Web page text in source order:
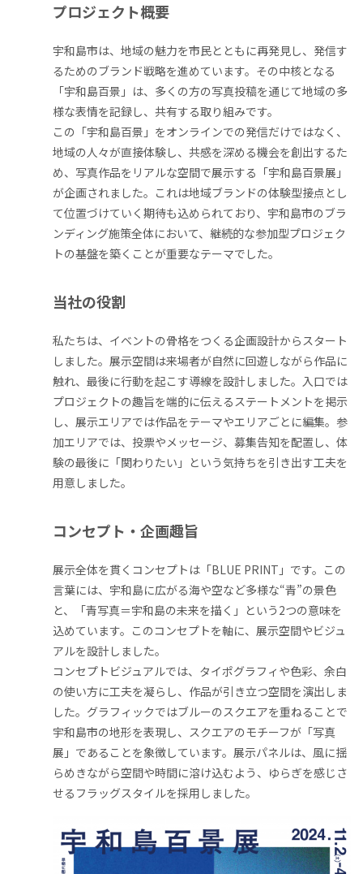
プロジェクト概要
宇和島市は、地域の魅力を市民とともに再発見し、発信す
るためのブランド戦略を進めています。その中核となる
「宇和島百景」は、多くの方の写真投稿を通じて地域の多
様な表情を記録し、共有する取り組みです。
この「宇和島百景」をオンラインでの発信だけではなく、
地域の人々が直接体験し、共感を深める機会を創出するた
め、写真作品をリアルな空間で展示する「宇和島百景展」
が企画されました。これは地域ブランドの体験型接点とし
て位置づけていく期待も込められており、宇和島市のブラ
ンディング施策全体において、継続的な参加型プロジェク
トの基盤を築くことが重要なテーマでした。
当社の役割
私たちは、イベントの骨格をつくる企画設計からスタート
しました。展示空間は来場者が自然に回遊しながら作品に
触れ、最後に行動を起こす導線を設計しました。入口では
プロジェクトの趣旨を端的に伝えるステートメントを掲示
し、展示エリアでは作品をテーマやエリアごとに編集。参
加エリアでは、投票やメッセージ、募集告知を配置し、体
験の最後に「関わりたい」という気持ちを引き出す工夫を
用意しました。
コンセプト・企画趣旨
展示全体を貫くコンセプトは「BLUE PRINT」です。この
言葉には、宇和島に広がる海や空など多様な“青”の景色
と、「青写真＝宇和島の未来を描く」という2つの意味を
込めています。このコンセプトを軸に、展示空間やビジュ
アルを設計しました。
コンセプトビジュアルでは、タイポグラフィや色彩、余白
の使い方に工夫を凝らし、作品が引き立つ空間を演出しま
した。グラフィックではブルーのスクエアを重ねることで
宇和島市の地形を表現し、スクエアのモチーフが「写真
展」であることを象徴しています。展示パネルは、風に揺
らめきながら空間や時間に溶け込むよう、ゆらぎを感じさ
せるフラッグスタイルを採用しました。